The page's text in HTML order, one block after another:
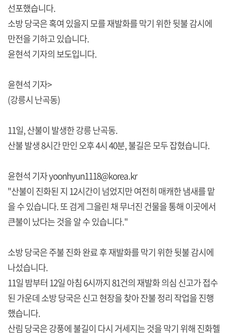
선포했습니다.
소방 당국은 혹여 있을지 모를 재발화를 막기 위한 뒷불 감시에
만전을 기하고 있습니다.
윤현석 기자의 보도입니다.
윤현석 기자>
(강릉시 난곡동)
11일, 산불이 발생한 강릉 난곡동.
산불 발생 8시간 만인 오후 4시 40분, 불길은 모두 잡혔습니다.
윤현석 기자 yoonhyun1118@korea.kr
"산불이 진화된 지 12시간이 넘었지만 여전히 매캐한 냄새를 맡
을 수 있습니다. 또 검게 그을린 채 무너진 건물을 통해 이곳에서
큰불이 났다는 것을 알 수 있습니다."
소방 당국은 주불 진화 완료 후 재발화를 막기 위한 뒷불 감시에
나섰습니다.
11일 밤부터 12일 아침 6시까지 81건의 재발화 의심 신고가 접수
된 가운데 소방 당국은 신고 현장을 찾아 잔불 정리 작업을 진행
했습니다.
산림 당국은 강풍에 불길이 다시 거세지는 것을 막기 위해 진화헬